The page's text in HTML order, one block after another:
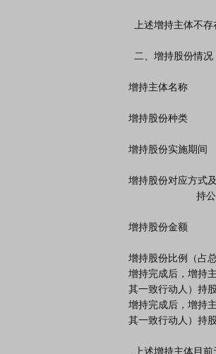
增持主体名称
增持股份种类
增持股份实施期间
增持股份对应方式
增持股份金额
增持股份比例（占
增持完成后，增持
其一致行动人）持
增持完成后，增持
其一致行动人）持